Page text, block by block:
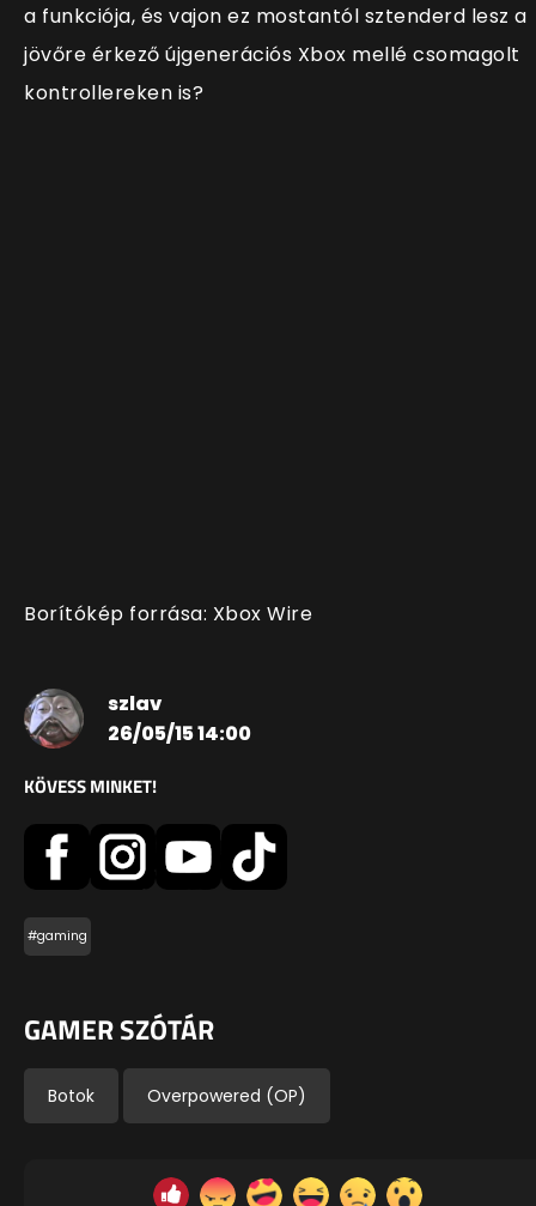
a funkciója, és vajon ez mostantól sztenderd lesz a
jövőre érkező újgenerációs Xbox mellé csomagolt
kontrollereken is?
Borítókép forrása: Xbox Wire
szlav
26/05/15 14:00
KÖVESS MINKET!
#gaming
GAMER SZÓTÁR
Botok Overpowered (OP)